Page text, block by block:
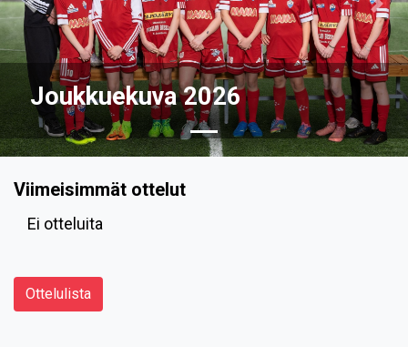
Joukkuekuva 2026
Previous
Viimeisimmät ottelut
Ei otteluita
Ottelulista